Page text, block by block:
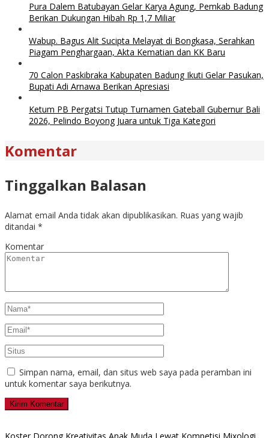
Pura Dalem Batubayan Gelar Karya Agung, Pemkab Badung
Berikan Dukungan Hibah Rp 1,7 Miliar
Wabup. Bagus Alit Sucipta Melayat di Bongkasa, Serahkan
Piagam Penghargaan, Akta Kematian dan KK Baru
70 Calon Paskibraka Kabupaten Badung Ikuti Gelar Pasukan,
Bupati Adi Arnawa Berikan Apresiasi
Ketum PB Pergatsi Tutup Turnamen Gateball Gubernur Bali
2026, Pelindo Boyong Juara untuk Tiga Kategori
Komentar
Tinggalkan Balasan
Alamat email Anda tidak akan dipublikasikan. Ruas yang wajib
ditandai *
Komentar
Simpan nama, email, dan situs web saya pada peramban ini
untuk komentar saya berikutnya.